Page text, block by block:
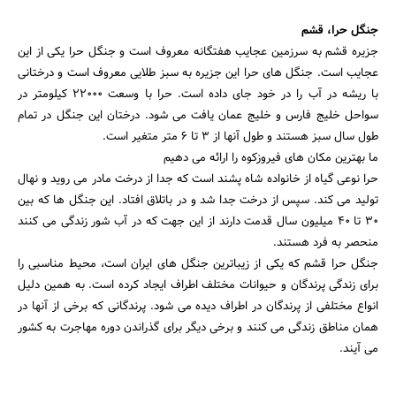
جنگل حرا، قشم
جزیره قشم به سرزمین عجایب هفتگانه معروف است و جنگل حرا یکی از این
عجایب است. جنگل های حرا این جزیره به سبز طلایی معروف است و درختانی
با ریشه در آب را در خود جای داده است. حرا با وسعت 22000 کیلومتر در
سواحل خلیج فارس و خلیج عمان یافت می شود. درختان این جنگل در تمام
طول سال سبز هستند و طول آنها از 3 تا 6 متر متغیر است.
ما بهترین مکان های فیروزکوه را ارائه می دهیم
حرا نوعی گیاه از خانواده شاه پشند است که جدا از درخت مادر می روید و نهال
تولید می کند. سپس از درخت جدا شد و در باتلاق افتاد. این جنگل ها که بین
30 تا 40 میلیون سال قدمت دارند از این جهت که در آب شور زندگی می کنند
منحصر به فرد هستند.
جنگل حرا قشم که یکی از زیباترین جنگل های ایران است، محیط مناسبی را
برای زندگی پرندگان و حیوانات مختلف اطراف ایجاد کرده است. به همین دلیل
انواع مختلفی از پرندگان در اطراف دیده می شود. پرندگانی که برخی از آنها در
همان مناطق زندگی می کنند و برخی دیگر برای گذراندن دوره مهاجرت به کشور
می آیند.